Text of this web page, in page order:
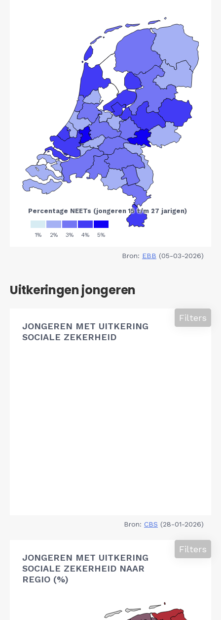
Bron: EBB (05-03-2026)
Uitkeringen jongeren
JONGEREN MET UITKERING
SOCIALE ZEKERHEID
Filters
Bron: CBS (28-01-2026)
JONGEREN MET UITKERING
SOCIALE ZEKERHEID NAAR
REGIO (%)
Filters